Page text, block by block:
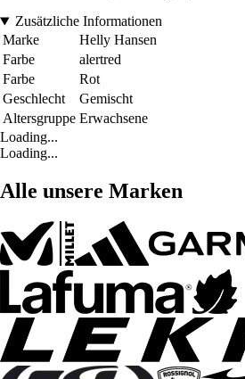
Zusätzliche Informationen
Marke
Helly Hansen
Farbe
alertred
Farbe
Rot
Geschlecht
Gemischt
Altersgruppe Erwachsene
Loading...
Loading...
Alle unsere Marken